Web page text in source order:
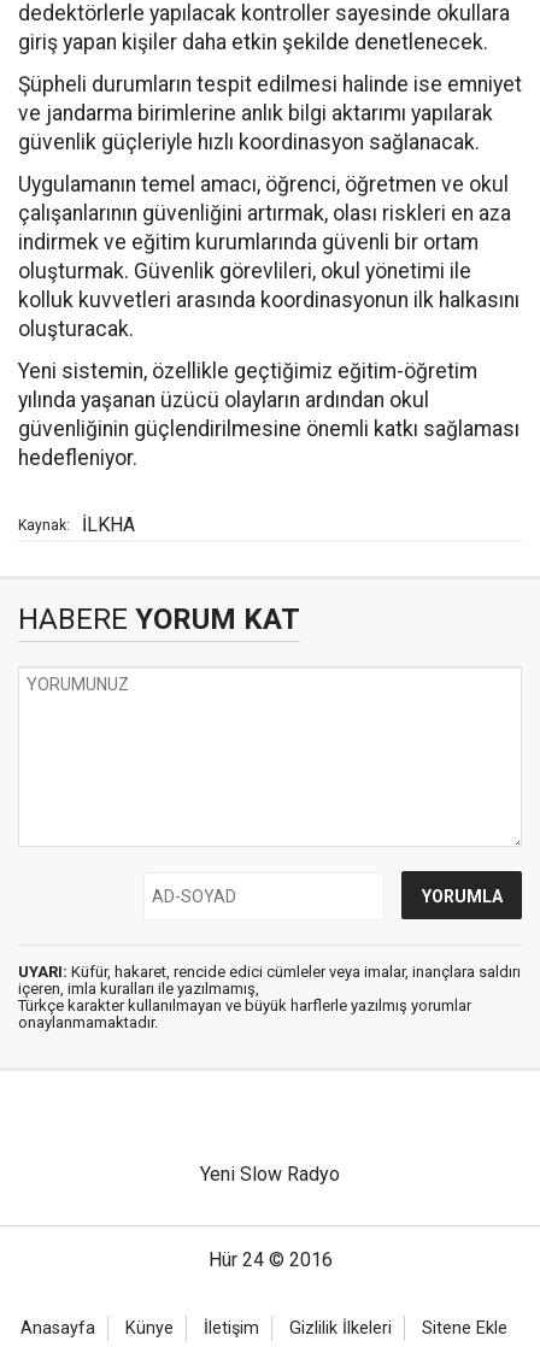
dedektörlerle yapılacak kontroller sayesinde okullara
giriş yapan kişiler daha etkin şekilde denetlenecek.
Şüpheli durumların tespit edilmesi halinde ise emniyet
ve jandarma birimlerine anlık bilgi aktarımı yapılarak
güvenlik güçleriyle hızlı koordinasyon sağlanacak.
Uygulamanın temel amacı, öğrenci, öğretmen ve okul
çalışanlarının güvenliğini artırmak, olası riskleri en aza
indirmek ve eğitim kurumlarında güvenli bir ortam
oluşturmak. Güvenlik görevlileri, okul yönetimi ile
kolluk kuvvetleri arasında koordinasyonun ilk halkasını
oluşturacak.
Yeni sistemin, özellikle geçtiğimiz eğitim-öğretim
yılında yaşanan üzücü olayların ardından okul
güvenliğinin güçlendirilmesine önemli katkı sağlaması
hedefleniyor.
Kaynak: İLKHA
HABERE YORUM KAT
UYARI: Küfür, hakaret, rencide edici cümleler veya imalar, inançlara saldırı
içeren, imla kuralları ile yazılmamış,
Türkçe karakter kullanılmayan ve büyük harflerle yazılmış yorumlar
onaylanmamaktadır.
Yeni Slow Radyo
Hür 24 © 2016
Anasayfa Künye İletişim Gizlilik İlkeleri Sitene Ekle